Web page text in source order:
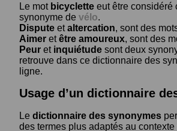
Le mot bicyclette eut être considéré
synonyme de vélo.
Dispute etaltercation, sont des
Aimer etêtre amoureux, sont des
Peur et inquiétude sont deux
retrouve dans ce dictionnaire des
ligne.
Usage d’un dictionnaire
Le dictionnaire des synonymes
des termes plus adaptés au